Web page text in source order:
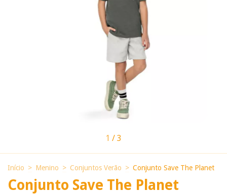
1 / 3
Início > Menino > Conjuntos Verão > Conjunto Save The Planet
Conjunto Save The Planet